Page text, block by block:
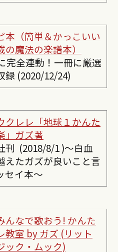
本（簡単＆かっこいい
魔法の楽譜本）
完全連動！一冊に厳選
録 (2020/12/24)
クレレ「地球１かんた
」ガズ著
刊 (2018/8/1 )〜白血
えたガズが良いこと言
セイ本〜
んなで歌おう! かんた
教室 by ガズ (リット
ック・ムック)